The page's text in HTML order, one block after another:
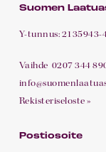
Suomen
Y-tunnus: 2135943-
Vaihde 0207 344
Rekisteriseloste »
Postiosoite